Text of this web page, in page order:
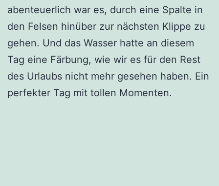
abenteuerlich war es, durch eine Spalte in
den Felsen hinüber zur nächsten Klippe zu
gehen. Und das Wasser hatte an diesem
Tag eine Färbung, wie wir es für den Rest
des Urlaubs nicht mehr gesehen haben. Ein
perfekter Tag mit tollen Momenten.